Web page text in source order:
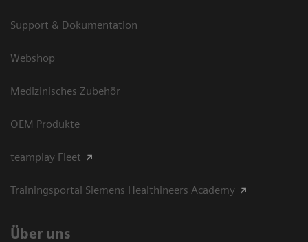
Support & Dokumentation
Webshop
Medizinisches Zubehör
OEM Produkte
teamplay Fleet
Trainingsportal Siemens Healthineers Academy
Über uns